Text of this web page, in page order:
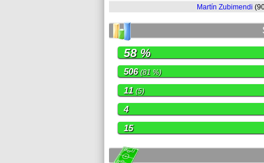
Martín Zubimendi
58 %
506(81 %)
11 (5)
4
15